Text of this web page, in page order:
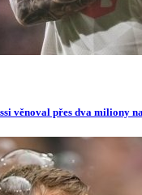
věnoval přes dva miliony